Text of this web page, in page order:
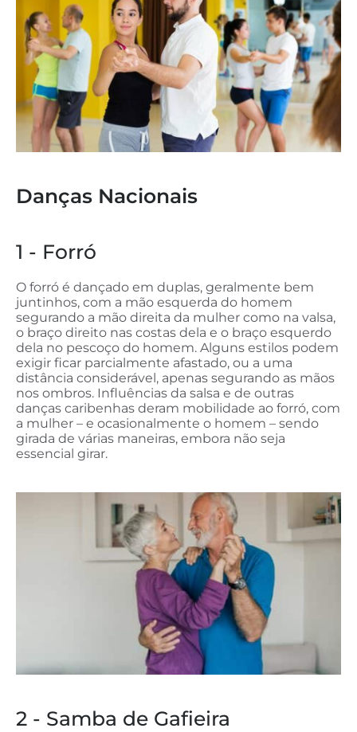
Danças Nacionais
1 - Forró
O forró é dançado em duplas, geralmente bem
juntinhos, com a mão esquerda do homem
segurando a mão direita da mulher como na valsa,
o braço direito nas costas dela e o braço esquerdo
dela no pescoço do homem. Alguns estilos podem
exigir ficar parcialmente afastado, ou a uma
distância considerável, apenas segurando as mãos
nos ombros. Influências da salsa e de outras
danças caribenhas deram mobilidade ao forró, com
a mulher – e ocasionalmente o homem – sendo
girada de várias maneiras, embora não seja
essencial girar.
2 - Samba de Gafieira